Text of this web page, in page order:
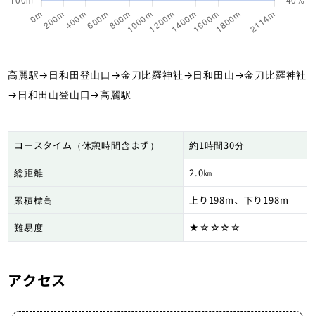
高麗駅→日和田登山口→金刀比羅神社→日和田山→金刀比羅神社
→日和田山登山口→高麗駅
コースタイム（休憩時間含まず） 約1時間30分
総距離 2.0㎞
累積標高 上り198m、下り198m
難易度 ★☆☆☆☆
アクセス